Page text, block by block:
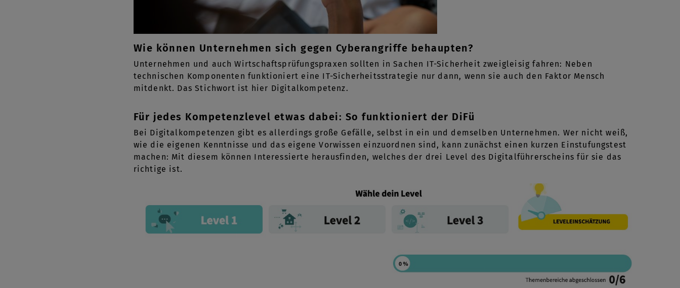
Wie können Unternehmen sich gegen Cyberangriffe behaupten?
Unternehmen und auch Wirtschaftsprüfungspraxen sollten in Sachen IT-Sicherheit zweigleisig fahren: Neben
technischen Komponenten funktioniert eine IT-Sicherheitsstrategie nur dann, wenn sie auch den Faktor Mensch
mitdenkt. Das Stichwort ist hier Digitalkompetenz.
Für jedes Kompetenzlevel etwas dabei: So funktioniert der DiFü
Bei Digitalkompetenzen gibt es allerdings große Gefälle, selbst in ein und demselben Unternehmen. Wer nicht weiß,
wie die eigenen Kenntnisse und das eigene Vorwissen einzuordnen sind, kann zunächst einen kurzen Einstufungstest
machen: Mit diesem können Interessierte herausfinden, welches der drei Level des Digitalführerscheins für sie das
richtige ist.